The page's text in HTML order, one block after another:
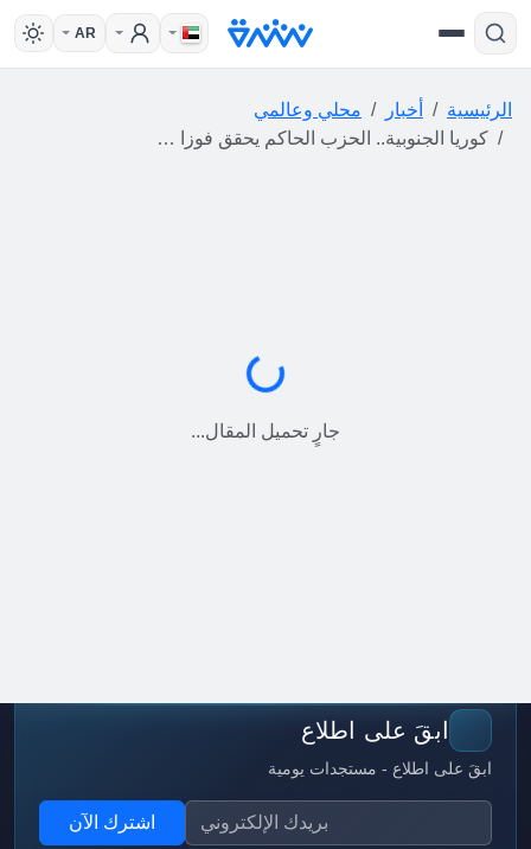
AR
الرئيسية أخبار
محلي وعالمي
كوريا الجنوبية.. الحزب الحاكم يحقق فوزا ساحقا في الانتخابات رغم خسارة بلدية سيئول
جارٍ التحميل...
جارٍ تحميل المقال...
ابقَ على اطلاع
ابقَ على اطلاع - مستجدات يومية
اشترك الآن